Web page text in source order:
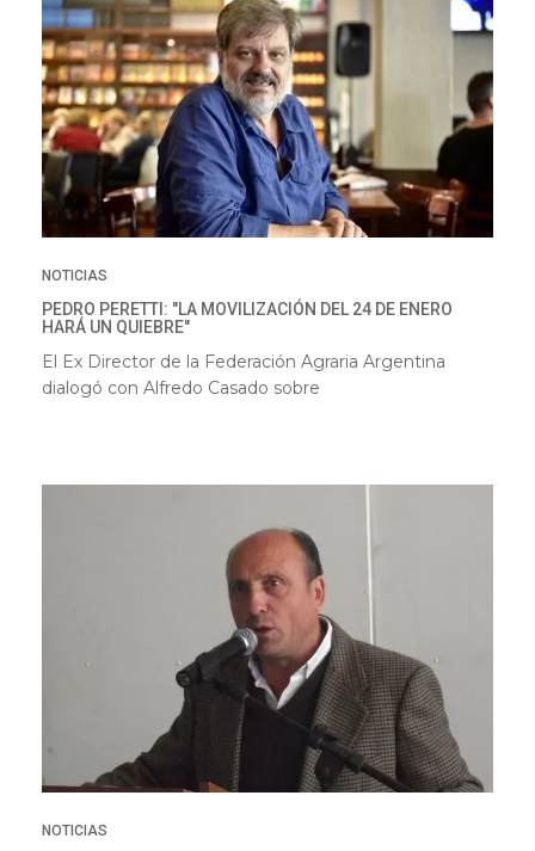
NOTICIAS
PEDRO PERETTI: "LA MOVILIZACIÓN DEL 24 DE ENERO
HARÁ UN QUIEBRE"
El Ex Director de la Federación Agraria Argentina
dialogó con Alfredo Casado sobre
NOTICIAS